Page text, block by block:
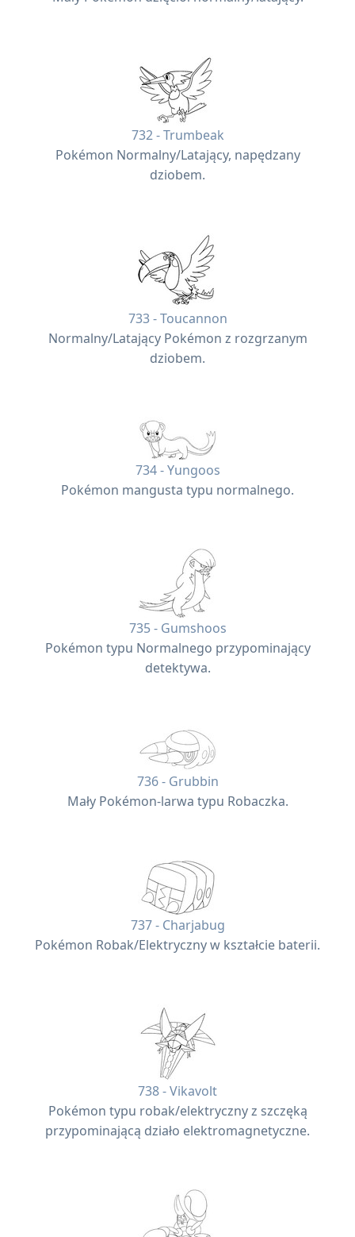
732 - Trumbeak
Pokémon Normalny/Latający, napędzany
dziobem.
733 - Toucannon
Normalny/Latający Pokémon z rozgrzanym
dziobem.
734 - Yungoos
Pokémon mangusta typu normalnego.
735 - Gumshoos
Pokémon typu Normalnego przypominający
detektywa.
736 - Grubbin
Mały Pokémon-larwa typu Robaczka.
737 - Charjabug
Pokémon Robak/Elektryczny w kształcie baterii.
738 - Vikavolt
Pokémon typu robak/elektryczny z szczęką
przypominającą działo elektromagnetyczne.